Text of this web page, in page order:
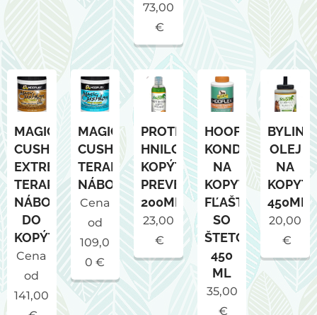
73,00
€
MAGIC
CUSHION
EXTREME
TERAPEUTICKÉ
NÁBOJE
DO
KOPÝT
Cena
od
141,00
MAGIC
CUSHION
TERAPEUTICKÉ
NÁBOJE
Cena
od
109,0
0 €
PROTI
HNILOBE
KOPÝT
PREVENT,
200ML
23,00
€
HOOFLEX
KONDICIONÉR
NA
KOPYTÁ,
FĽAŠTIČKA
SO
ŠTETCOM
450
ML
35,00
€
OLEJ
NA
450ML
20,00
€